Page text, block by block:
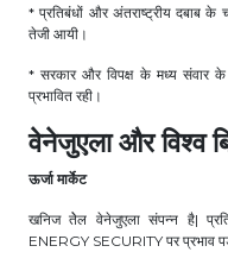
* प्रतिबंधों और अंतराष्ट्रीय दबाब
तेजी आयी।
* सरकार और विपक्ष के मध्य संवार
प्रभावित रही।
वेनेजुएला और विश्व
ऊर्जा मार्केट
खनिज तेेल वेनेजुएला संपन्न है|
ENERGY SECURITY पर प्रभाव